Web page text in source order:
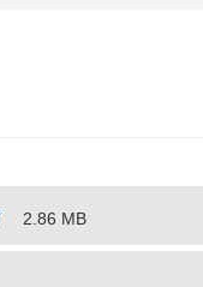
2.86 MB